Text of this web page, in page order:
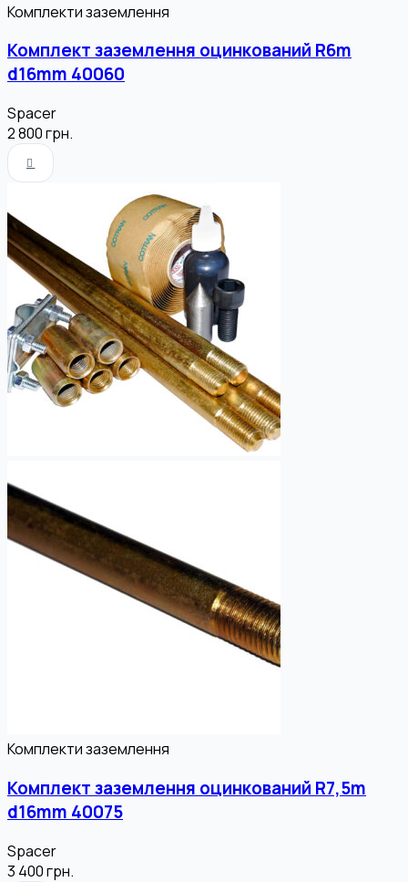
Комплекти заземлення
Комплект заземлення оцинкований R6m
d16mm 40060
Spacer
2 800грн.
Комплекти заземлення
Комплект заземлення оцинкований R7,5m
d16mm 40075
Spacer
3 400грн.